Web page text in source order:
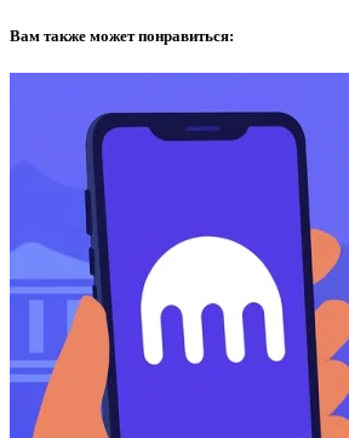
Вам также может понравиться: